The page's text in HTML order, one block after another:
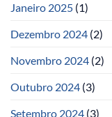
Janeiro 2025 (1)
Dezembro 2024 (2)
Novembro 2024 (2)
Outubro 2024 (3)
Setembro 2024 (3)